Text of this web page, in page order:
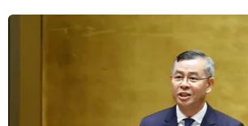
Chủ tịch Hội đồng Tham mưu
Jordan, Tướng Yousef Huneiti đã